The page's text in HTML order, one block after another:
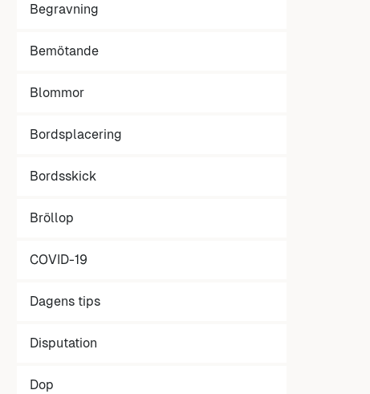
Begravning
Bemötande
Blommor
Bordsplacering
Bordsskick
Bröllop
COVID-19
Dagens tips
Disputation
Dop